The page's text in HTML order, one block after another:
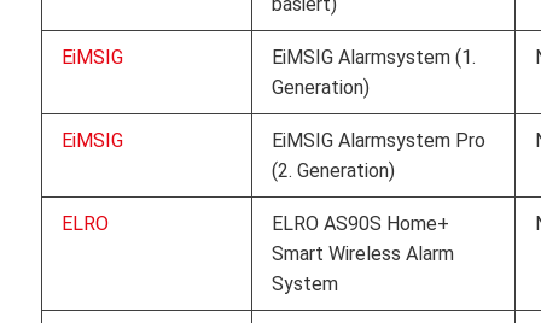
EiMSIG
EiMSIG Alarmsystem (1.
Generation)
EiMSIG
EiMSIG Alarmsystem Pro
(2. Generation)
ELRO
ELRO AS90S Home+
Smart Wireless Alarm
System